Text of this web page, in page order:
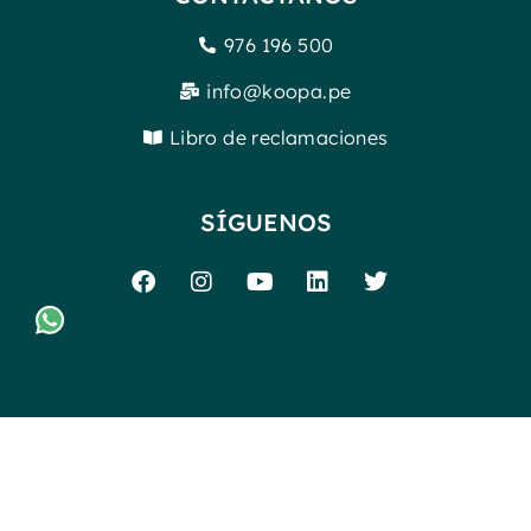
976 196 500
info@koopa.pe
Libro de reclamaciones
SÍGUENOS